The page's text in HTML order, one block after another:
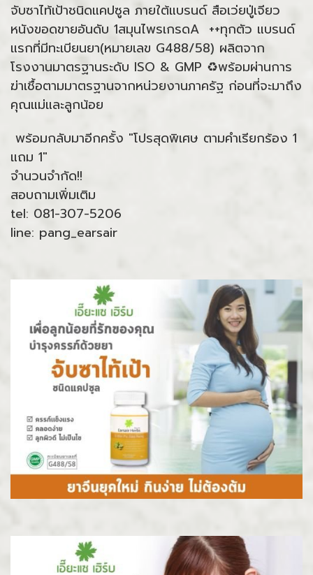
จับซาไท้เป้าชนิดแคปซูล ภายใต้แบรนด์ สือเว่ยปู่เจียว
หนังขอดขายอันดับ 1สมุนไพรเกรดA ++ทุกตัว แบรนด์
แรกที่มีทะเบียนยา(หมายเลข G488/58) ผลิตจาก
โรงงานมาตรฐานระดับ ISO & GMP ♻พร้อมผ่านการ
ฆ่าเชื้อตามมาตรฐานจากหน่วยงานภาครัฐ ก่อนที่จะมาถึง
คุณแม่และลูกน้อย
พร้อมกลับมาอีกครั้ง "โปรสุดพิเศษ ตามคำเรียกร้อง 1
แถม 1"
จำนวนจำกัด!!
สอบถามเพิ่มเติม
tel: 081-307-5206
line: pang_earsair